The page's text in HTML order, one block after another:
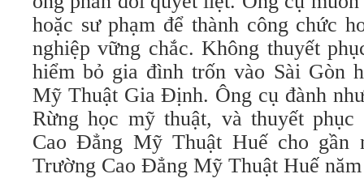
hoặc sư phạm để thành công chức
nghiệp vững chắc. Không thuyết
hiểm bỏ gia đình trốn vào Sài Gòn
Mỹ Thuật Gia Định. Ông cụ đành
Rừng học mỹ thuật, và thuyết
Cao Đẳng Mỹ Thuật Huế cho gần
Trường Cao Đẳng Mỹ Thuật Huế